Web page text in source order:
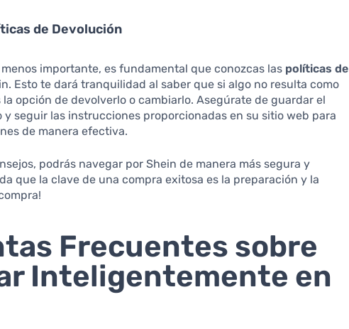
de Devolución
importante, es fundamental que conozcas las políticas de
Esto te dará tranquilidad al saber que si algo no resulta como
opción de devolverlo o cambiarlo. Asegúrate de guardar el
y seguir las instrucciones proporcionadas en su sitio web para
de manera efectiva.
podrás navegar por Shein de manera más segura y
que la clave de una compra exitosa es la preparación y la
Frecuentes sobre
Inteligentemente en